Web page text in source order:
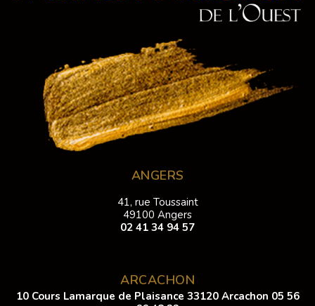
ANGERS
41, rue Toussaint
49100 Angers
02 41 34 94 57
ARCACHON
10 Cours Lamarque de Plaisance 33120 Arcachon 05 56